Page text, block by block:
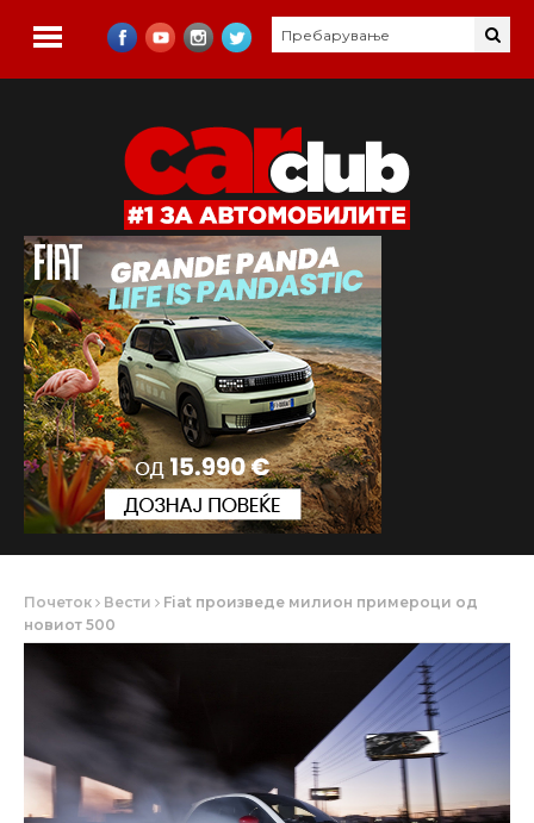
Почеток Вести
Fiat произведе милион примероци од
новиот 500